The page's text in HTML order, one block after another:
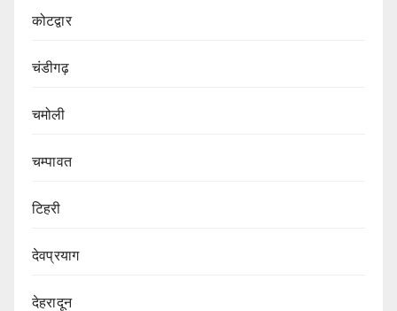
कोटद्वार
चंडीगढ़
चमोली
चम्पावत
टिहरी
देवप्रयाग
देहरादून